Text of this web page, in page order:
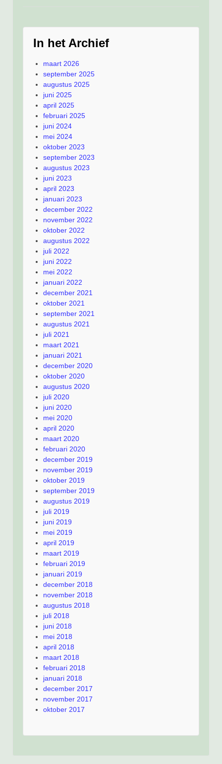
In het Archief
maart 2026
september 2025
augustus 2025
juni 2025
april 2025
februari 2025
juni 2024
mei 2024
oktober 2023
september 2023
augustus 2023
juni 2023
april 2023
januari 2023
december 2022
november 2022
oktober 2022
augustus 2022
juli 2022
juni 2022
mei 2022
januari 2022
december 2021
oktober 2021
september 2021
augustus 2021
juli 2021
maart 2021
januari 2021
december 2020
oktober 2020
augustus 2020
juli 2020
juni 2020
mei 2020
april 2020
maart 2020
februari 2020
december 2019
november 2019
oktober 2019
september 2019
augustus 2019
juli 2019
juni 2019
mei 2019
april 2019
maart 2019
februari 2019
januari 2019
december 2018
november 2018
augustus 2018
juli 2018
juni 2018
mei 2018
april 2018
maart 2018
februari 2018
januari 2018
december 2017
november 2017
oktober 2017